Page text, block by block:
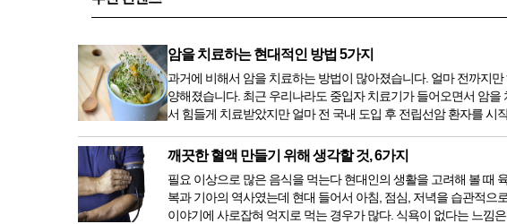
암을 치료하는 현대적인 방법 5가지
과거에 비해서 암을 치료하는 방법이 많아졌습니다. 얼마 전까지
양해졌습니다. 최근 우리나라도 중입자 치료기가 들어오면서 암
서 힘들게 치료받았지만 얼마 전 국내 도입 후 전립선암 환자를 시
깨끗한 혈액 만들기 위해 생각할 것, 6가지
필요 이상으로 많은 음식을 먹는다 현대인의 생활을 고려해 볼 때
복과 기아의 역사였는데 현대 들어서 아침, 점심, 저녁을 습관적으
이야기에 사로잡혀 억지로 먹는 경우가 많다. 식욕이 없다는 느낌